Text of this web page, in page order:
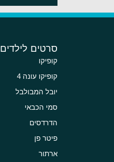
סרטים לילדים
קופיקו
קופיקו עונה 4
יובל המבולבל
סמי הכבאי
הדרדסים
פיטר פן
ארתור